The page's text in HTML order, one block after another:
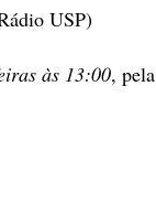
USP)
às 13:00, pela